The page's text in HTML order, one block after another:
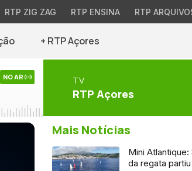
RTP ZIG ZAG RTP ENSINA RTP
+ RTP Açores
NO AR TV
RTP Açores
Mais Notícias
Mini
da regata